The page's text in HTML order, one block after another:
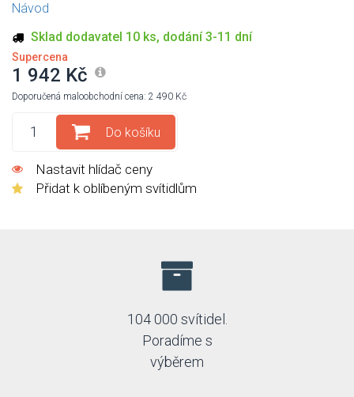
Návod
Sklad dodavatel 10 ks, dodání 3-11 dní
Supercena
1 942 Kč
Doporučená maloobchodní cena: 2 490 Kč
Do košíku
Nastavit hlídač ceny
Přidat k oblíbeným svítidlům
104 000 svítidel.
Poradíme s
výběrem